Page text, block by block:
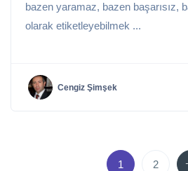
bazen yaramaz, bazen başarısız,
olarak etiketleyebilmek ...
Cengiz Şimşek
1 2